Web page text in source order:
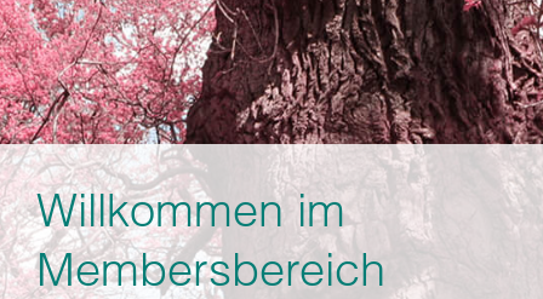
Willkommen im
Membersbereich